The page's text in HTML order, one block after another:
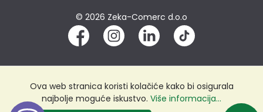
© 2026 Zeka-Comerc d.o.o
Ova web stranica koristi kolačiće kako bi osigurala
najbolje moguće iskustvo. Više informacija...